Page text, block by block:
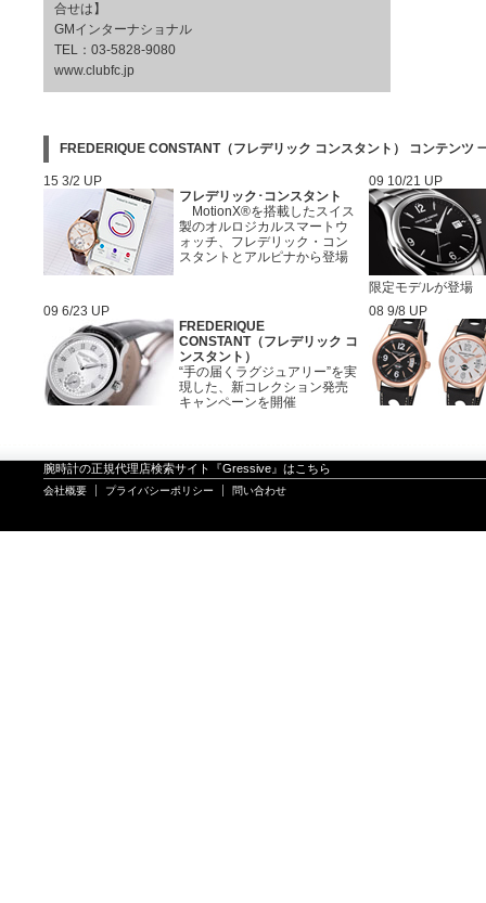
合せは】
GMインターナショナル
TEL：03-5828-9080
www.clubfc.jp
FREDERIQUE CONSTANT（フレデリック コンスタント） コンテンツ
15 3/2 UP
フレデリック･コンスタント
MotionX®を搭載したスイス
製のオルロジカルスマートウ
ォッチ、フレデリック・コン
スタントとアルピナから登場
09 10/21 UP
限定モデルが登場
09 6/23 UP
FREDERIQUE
CONSTANT（フレデリック コ
ンスタント）
“手の届くラグジュアリー”を実
現した、新コレクション発売
キャンペーンを開催
08 9/8 UP
腕時計の正規代理店検索サイト『Gressive』はこちら
会社概要 プライバシーポリシー 問い合わせ